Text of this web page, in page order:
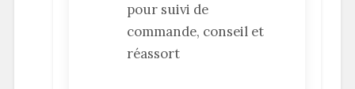
pour suivi de
commande, conseil et
réassort